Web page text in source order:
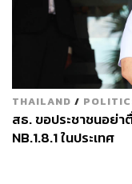
สำหรับสิ่งที่อยากเส
มาตรการเจ็บครั้งเ
ปฏิบัติการรับมือกับโ
ประชาชนได้รับรู้แล
ได้ช่องเดียว (Single
นอกจากนี้เขายังกล่า
การเยียวยาที่เป็นรูป
ของภาคเอกชนและ
THAILAND /
สธ. ขอประชาชนอย่
NB.1.8.1 ในประเทศ